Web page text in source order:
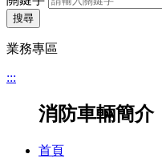
搜尋
業務專區
:::
消防車輛簡介
首頁